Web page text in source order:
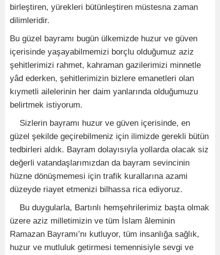
birleştiren, yürekleri bütünleştiren müstesna zaman
dilimleridir.
Bu güzel bayramı bugün ülkemizde huzur ve güven
içerisinde yaşayabilmemizi borçlu olduğumuz aziz
şehitlerimizi rahmet, kahraman gazilerimizi minnetle
yâd ederken, şehitlerimizin bizlere emanetleri olan
kıymetli ailelerinin her daim yanlarında olduğumuzu
belirtmek istiyorum.
Sizlerin bayramı huzur ve güven içerisinde, en
güzel şekilde geçirebilmeniz için ilimizde gerekli bütün
tedbirleri aldık. Bayram dolayısıyla yollarda olacak siz
değerli vatandaşlarımızdan da bayram sevincinin
hüzne dönüşmemesi için trafik kurallarına azami
düzeyde riayet etmenizi bilhassa rica ediyoruz.
Bu duygularla, Bartınlı hemşehrilerimiz başta olmak
üzere aziz milletimizin ve tüm İslam âleminin
Ramazan Bayramı’nı kutluyor, tüm insanlığa sağlık,
huzur ve mutluluk getirmesi temennisiyle sevgi ve